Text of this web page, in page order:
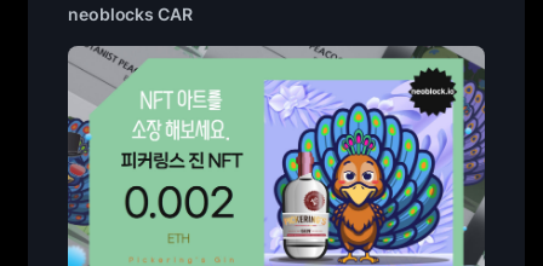
neoblocks CAR